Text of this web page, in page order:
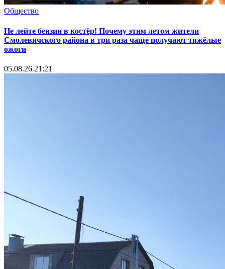
Общество
Не лейте бензин в костёр! Почему этим летом жители
Смолевичского района в три раза чаще получают тяжёлые
ожоги
05.08.26 21:21